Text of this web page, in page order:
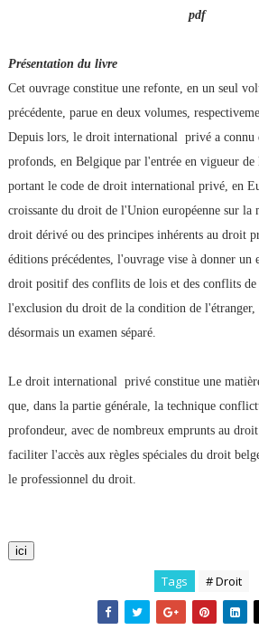
pdf
Présentation du livre
Cet ouvrage constitue une refonte, en un seul
précédente, parue en deux volumes,
Depuis lors, le droit international privé a connu
profonds, en Belgique par l'entrée en vigueur
portant le code de droit international privé, en
croissante du droit de l'Union européenne sur la
droit dérivé ou des principes inhérents au droit
éditions précédentes, l'ouvrage vise à donner un
droit positif des conflits de lois et des conflits
l'exclusion du droit de la condition de
désormais un examen séparé.
Le droit international privé constitue une
que, dans la partie générale, la technique
profondeur, avec de nombreux emprunts au
faciliter l'accès aux règles spéciales du droit
le professionnel du droit.
ici
Tags # Droit